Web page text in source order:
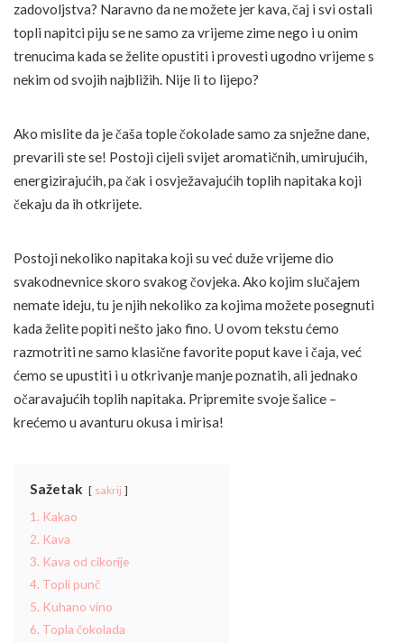
zadovoljstva? Naravno da ne možete jer kava, čaj i svi ostali
topli napitci piju se ne samo za vrijeme zime nego i u onim
trenucima kada se želite opustiti i provesti ugodno vrijeme s
nekim od svojih najbližih. Nije li to lijepo?
Ako mislite da je čaša tople čokolade samo za snježne dane,
prevarili ste se! Postoji cijeli svijet aromatičnih, umirujućih,
energizirajućih, pa čak i osvježavajućih toplih napitaka koji
čekaju da ih otkrijete.
Postoji nekoliko napitaka koji su već duže vrijeme dio
svakodnevnice skoro svakog čovjeka. Ako kojim slučajem
nemate ideju, tu je njih nekoliko za kojima možete posegnuti
kada želite popiti nešto jako fino. U ovom tekstu ćemo
razmotriti ne samo klasične favorite poput kave i čaja, već
ćemo se upustiti i u otkrivanje manje poznatih, ali jednako
očaravajućih toplih napitaka. Pripremite svoje šalice –
krećemo u avanturu okusa i mirisa!
Sažetak sakrij
1. Kakao
2. Kava
3. Kava od cikorije
4. Topli punč
5. Kuhano vino
6. Topla čokolada